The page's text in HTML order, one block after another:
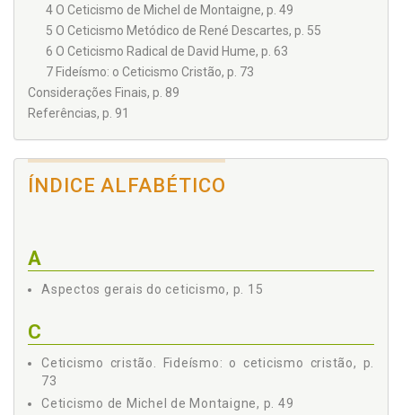
4 O Ceticismo de Michel de Montaigne, p. 49
5 O Ceticismo Metódico de René Descartes, p. 55
6 O Ceticismo Radical de David Hume, p. 63
7 Fideísmo: o Ceticismo Cristão, p. 73
Considerações Finais, p. 89
Referências, p. 91
ÍNDICE ALFABÉTICO
A
Aspectos gerais do ceticismo, p. 15
C
Ceticismo cristão. Fideísmo: o ceticismo cristão, p.
73
Ceticismo de Michel de Montaigne, p. 49